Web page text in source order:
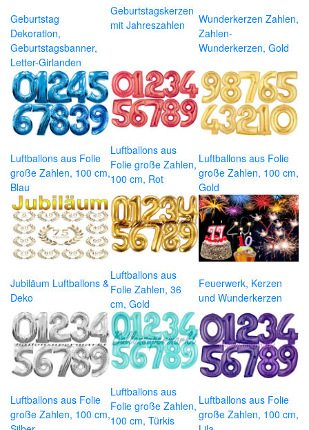
Geburtstag
Dekoration,
Geburtstagsbanner,
Letter-Girlanden
Geburtstagskerzen
mit Jahreszahlen
Wunderkerzen Zahlen,
Zahlen-
Wunderkerzen, Gold
Luftballons aus Folie
große Zahlen, 100 cm,
Blau
Luftballons aus
Folie große Zahlen,
100 cm, Rot
Luftballons aus Folie
große Zahlen, 100 cm,
Gold
Jubiläum Luftballons &
Deko
Luftballons aus
Folie Zahlen, 36
cm, Gold
Feuerwerk, Kerzen
und Wunderkerzen
Luftballons aus Folie
große Zahlen, 100 cm,
Luftballons aus
Folie große Zahlen,
100 cm, Türkis
Luftballons aus Folie
große Zahlen, 100 cm,